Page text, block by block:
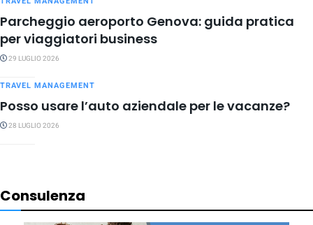
Parcheggio aeroporto Genova: guida pratica
per viaggiatori business
29 LUGLIO 2026
TRAVEL MANAGEMENT
Posso usare l’auto aziendale per le vacanze?
28 LUGLIO 2026
Consulenza